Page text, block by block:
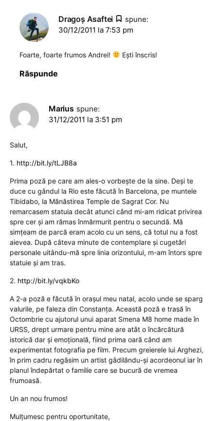
Dragoş Asaftei
spune:
30/12/2011 la 7:53 pm
Foarte, foarte frumos Andrei! Ești înscris!
Răspunde
Marius spune:
31/12/2011 la 3:51 pm
Salut,
1. http://bit.ly/tLJB8a
Prima poză pe care am ales-o vorbeşte de la sine. Deşi te
duce cu gândul la Rio este făcută în Barcelona, pe muntele
Tibidabo, la Mănăstirea Temple de Sagrat Cor. Nu
remarcasem statuia decât atunci când mi-am ridicat privirea
spre cer şi am rămas înmărmurit pentru o secundă. Mă
simţeam de parcă eram acolo cu un sens, că totul nu a fost
aievea. După câteva minute de contemplare şi cugetări
personale uitându-mă spre linia orizontului, m-am întors spre
statuie şi am tras.
2. http://bit.ly/vqkbKo
A 2-a poză e făcută în oraşul meu natal, acolo unde se sparg
valurile, pe faleza din Constanţa. Această poză e trasă în
Octombrie cu ajutorul unui aparat Smena M8 home made în
URSS, drept urmare pentru mine are atât o încărcătură
istorică dar şi emoţională, fiind prima oară când am
experimentat fotografia pe film. Precum greierele lui Arghezi,
în prim cadru regăsim un artist gâdilându-şi acordeonul iar în
planul îndepărtat o familie care se bucură de vremea
frumoasă.
Un an nou frumos!
Mulţumesc pentru oportunitate,